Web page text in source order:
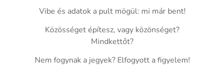
Vibe és adatok a pult mögül: mi már bent!
Közösséget építesz, vagy közönséget?
Mindkettőt?
Nem fogynak a jegyek? Elfogyott a figyelem!